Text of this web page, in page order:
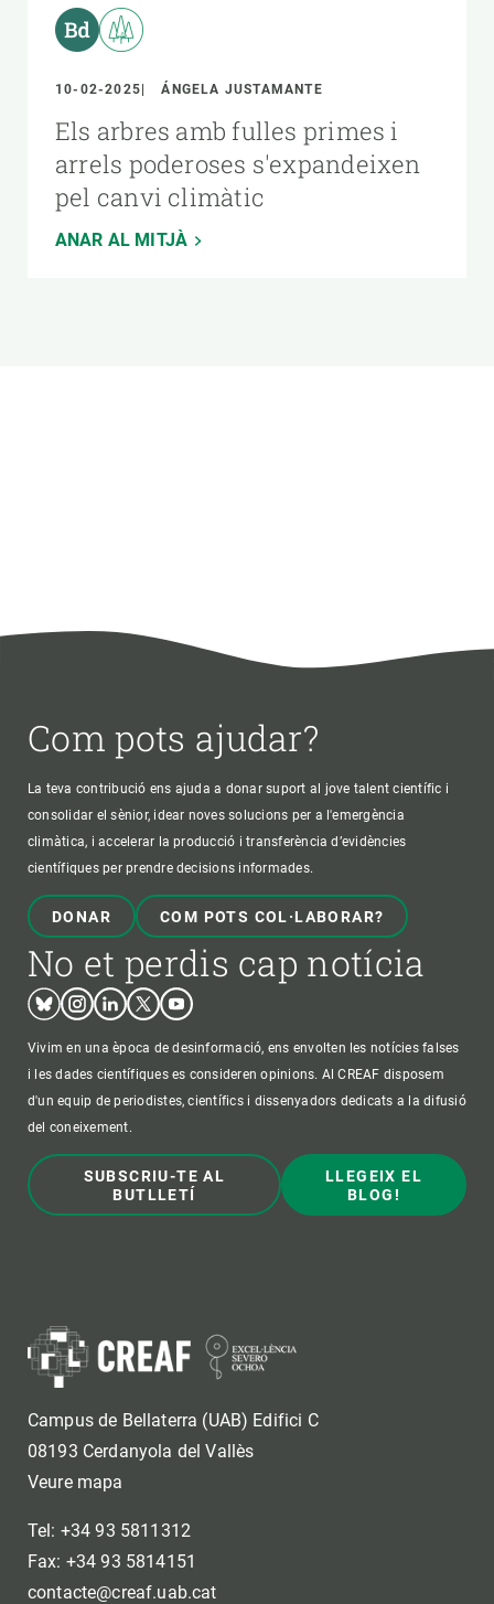
10-02-2025 ÁNGELA JUSTAMANTE
Els arbres amb fulles primes i
arrels poderoses s'expandeixen
pel canvi climàtic
ANAR AL MITJÀ
Com pots ajudar?
La teva contribució ens ajuda a donar suport al jove talent científic i
consolidar el sènior, idear noves solucions per a l'emergència
climàtica, i accelerar la producció i transferència d’evidències
científiques per prendre decisions informades.
DONAR COM POTS COL·LABORAR?
No et perdis cap notícia
BlueskyInstagram
LinkedinTwitterYoutube
Vivim en una època de desinformació, ens envolten les notícies falses
i les dades científiques es consideren opinions. Al CREAF disposem
d'un equip de periodistes, científics i dissenyadors dedicats a la difusió
del coneixement.
SUBSCRIU-TE AL
BUTLLETÍ
LLEGEIX EL
BLOG!
Campus de Bellaterra (UAB) Edifici C
08193 Cerdanyola del Vallès
Veure mapa
Tel: +34 93 5811312
Fax: +34 93 5814151
contacte@creaf.uab.cat